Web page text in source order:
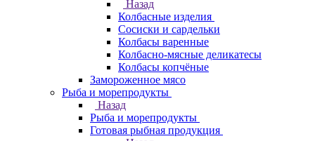
Назад
Колбасные изделия
Сосиски и сардельки
Колбасы варенные
Колбасно-мясные деликатесы
Колбасы копчёные
Замороженное мясо
Рыба и морепродукты
Назад
Рыба и морепродукты
Готовая рыбная продукция